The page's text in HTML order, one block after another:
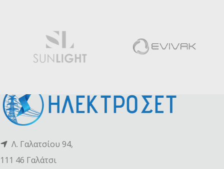
Λ. Γαλατσίου 94,
111 46 Γαλάτσι